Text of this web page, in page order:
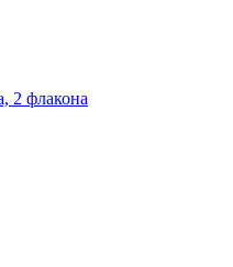
2 флакона